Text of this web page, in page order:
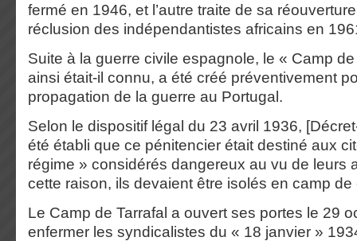
fermé en 1946, et l’autre traite de sa
réclusion des indépendantistes africains en
Suite à la guerre civile espagnole, le « Camp
ainsi était-il connu, a été créé préventivement
propagation de la guerre au Portugal.
Selon le dispositif légal du 23 avril 1936,
été établi que ce pénitencier était destiné aux
régime » considérés dangereux au vu de leurs
cette raison, ils devaient être isolés en camp
Le Camp de Tarrafal a ouvert ses portes le 29
enfermer les syndicalistes du « 18 janvier »